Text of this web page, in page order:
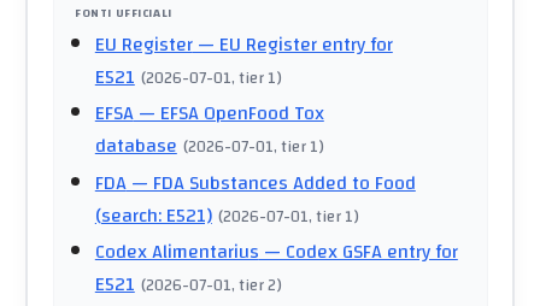
FONTI UFFICIALI
EU Register— EU Register entry for
E521 (2026-07-01, tier 1)
EFSA— EFSA OpenFood Tox
database (2026-07-01, tier 1)
FDA— FDA Substances Added to Food
(search: E521) (2026-07-01, tier 1)
Codex Alimentarius— Codex GSFA entry for
E521 (2026-07-01, tier 2)